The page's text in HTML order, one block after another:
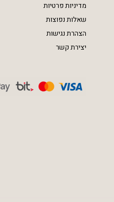
מדיניות פרטיות
שאלות נפוצות
הצהרת נגישות
יצירת קשר